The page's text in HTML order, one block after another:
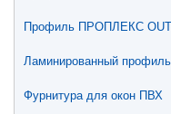
Профиль ПРОПЛЕКС
Ламинированный
Фурнитура для окон ПВХ